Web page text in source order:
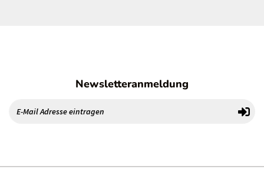
Newsletteranmeldung